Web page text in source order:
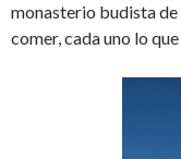
monasterio budista de
comer, cada uno lo